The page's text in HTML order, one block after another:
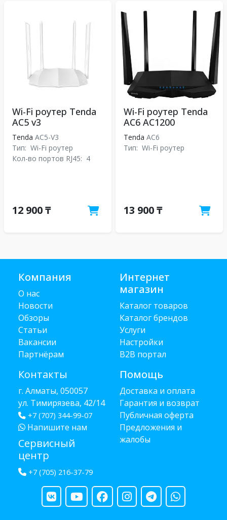
Wi-Fi роутер Tenda
AC5 v3
Tenda AC5-V3
Тип: Wi-Fi роутер
Кол-во портов RJ45: 4
12 900 ₸
Wi-Fi роутер Tenda
AC6 AC1200
Tenda АС6
Тип: Wi-Fi роутер
13 900 ₸
Компания
О нас
Новости
Обзоры
Статьи
Вакансии
Партнёрам
Контакты
г. Алматы, 050057
ул. Тимирязева, 42/14
+7 (707) 344-99-07
Напишите нам
Сервисный
центр
+7 (705) 216-37-79
Интернет
магазин
Каталог товаров
Каталог брендов
Услуги
Настройки
B2B портал
Помощь
Доставка и оплата
Гарантия и возврат
Публичная оферта
Предложения и
жалобы